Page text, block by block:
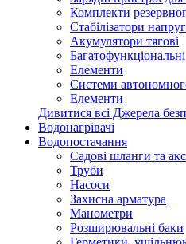
Комплекти
Стабілізатори
Акумулятори тягові
Елементи
Системи
Елементи
Дивитися всі Джерела
Водонагрівачі
Водопостачання
Садові шланги та
Труби
Насоси
Захисна арматура
Манометри
Розширювальні баки